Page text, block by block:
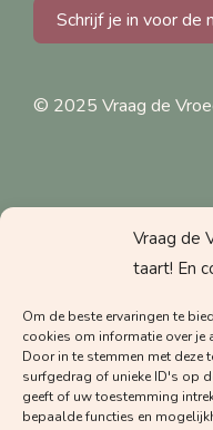
Vraag de
taart! En
Om de beste ervaringen te
cookies om informatie over je
Door in te stemmen met deze
surfgedrag of unieke ID's op
geeft of uw toestemming
bepaalde functies en
Schrijf je in voor de
© 2025 Vraag de
Laat